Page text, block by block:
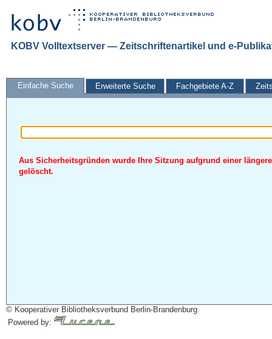
KOBV Volltextserver — Zeitschriftenartikel und e-
Einfache Suche Erweiterte Suche Fachgebiete A-Z
Aus Sicherheitsgründen wurde Ihre Sitzung aufgrund einer
gelöscht.
© Kooperativer Bibliotheksverbund Berlin-Brandenburg
Powered by: